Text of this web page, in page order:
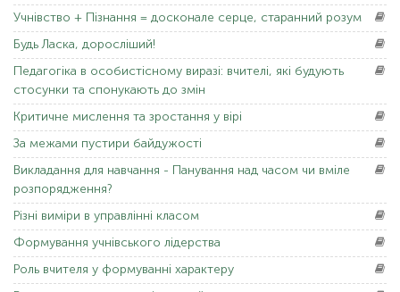
Учнівство + Пізнання = досконале серце, старанний розум
Будь Ласка, доросліший!
Педагогіка в особистісному виразі: вчителі, які будують
стосунки та спонукають до змін
Критичне мислення та зростання у вірі
За межами пустири байдужості
Викладання для навчання - Панування над часом чи вміле
розпорядження?
Різні виміри в управлінні класом
Формування учнівського лідерства
Роль вчителя у формуванні характеру